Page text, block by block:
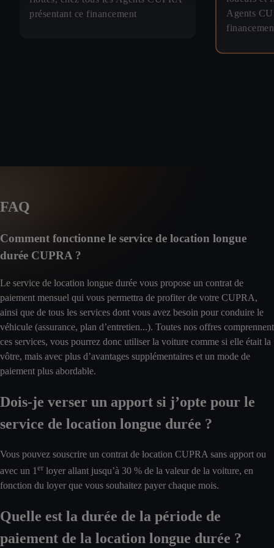
présentant ce financement
Agents
FAQ
Comment fonctionne le service de location longue
durée CUPRA ?
Le service de location longue durée vous propose un contrat de
paiement mensuel qui vous permettra de profiter de votre CUPRA,
ainsi que de tous les services dont vous avez besoin pour conduire le
véhicule (assurance, plan d’entretien...). Toutes nos offres comprennent
ces services, vous pourrez donc utiliser la voiture comme si elle était la
vôtre, mais avec plus d’avantages supplémentaires et un mode de
paiement plus abordable.
Dois-je verser un apport si j’opte pour le
service de location longue durée ?
Vous pouvez souscrire un contrat de location CUPRA sans apport ou
avec un 1 erloyer allant jusqu’à 30 % de la valeur de la voiture, en
fonction du loyer que vous souhaitez payer chaque mois.
Quelle est la durée de la période de
paiement de la location longue durée ?